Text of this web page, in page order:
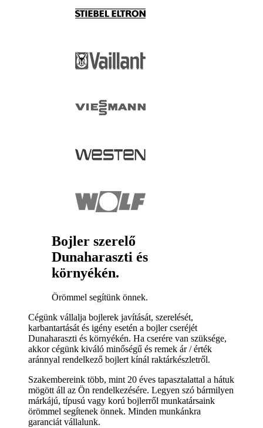
Bojler szerelő
Dunaharaszti és
környékén.
Örömmel segítünk önnek.
Cégünk vállalja bojlerek javítását, szerelését,
karbantartását és igény esetén a bojler cseréjét
Dunaharaszti és környékén. Ha cserére van szüksége,
akkor cégünk kiváló minőségű és remek ár / érték
aránnyal rendelkező bojlert kínál raktárkészletről.
Szakembereink több, mint 20 éves tapasztalattal a hátuk
mögött áll az Ön rendelkezésére. Legyen szó bármilyen
márkájú, típusú vagy korú bojlerről munkatársaink
örömmel segítenek önnek. Minden munkánkra
garanciát vállalunk.